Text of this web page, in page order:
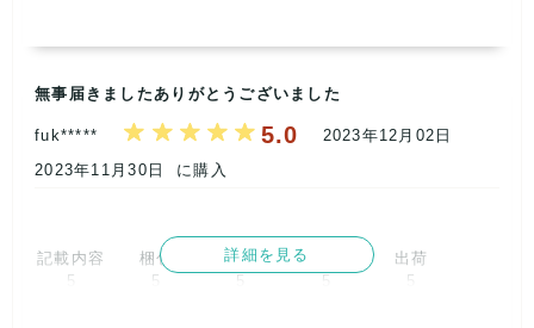
取引満足
5
無事届きましたありがとうございました
fuk***** 5.0
2023年12月02日
2023年11月30日
に購入
記載内容
5
梱包
5
商品満足
5
5
出荷
5
詳細を見る